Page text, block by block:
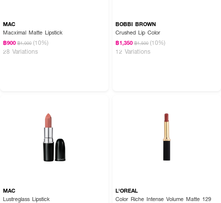
MAC
Macximal Matte Lipstick
฿900 ฿1,000 (10%)
28 Variations
BOBBI BROWN
Crushed Lip Color
฿1,350 ฿1,500 (10%)
12 Variations
MAC
Lustreglass Lipstick
L'OREAL
Color Riche Intense Volume Matte 129